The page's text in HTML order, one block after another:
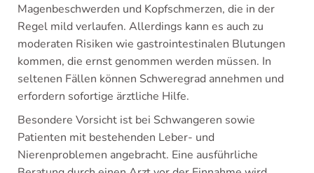
Magenbeschwerden und Kopfschmerzen, die in der
Regel mild verlaufen. Allerdings kann es auch zu
moderaten Risiken wie gastrointestinalen Blutungen
kommen, die ernst genommen werden müssen. In
seltenen Fällen können Schweregrad annehmen und
erfordern sofortige ärztliche Hilfe.
Besondere Vorsicht ist bei Schwangeren sowie
Patienten mit bestehenden Leber- und
Nierenproblemen angebracht. Eine ausführliche